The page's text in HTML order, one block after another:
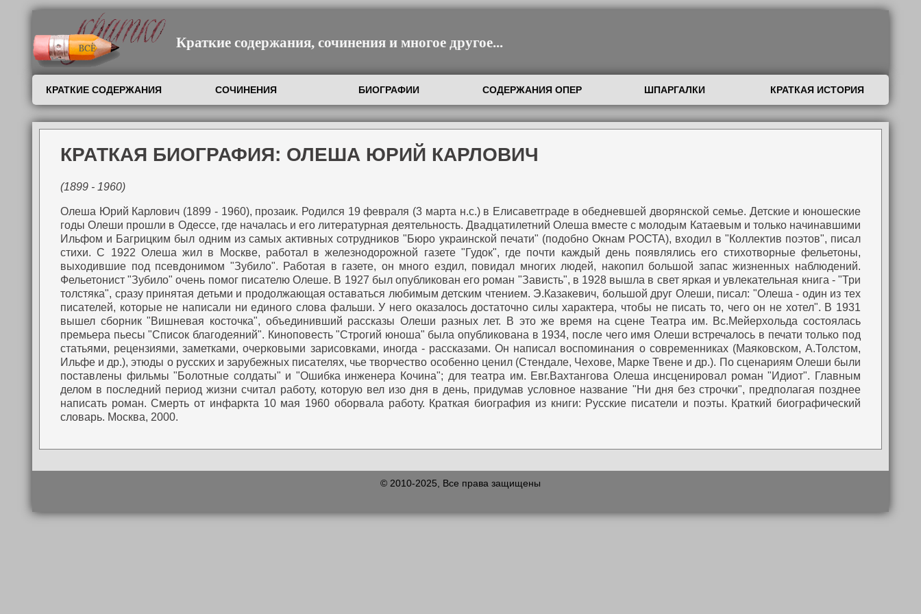
Краткие содержания, сочинения и многое другое...
КРАТКИЕ СОДЕРЖАНИЯ СОЧИНЕНИЯ БИОГРАФИИ СОДЕРЖАНИЯ ОПЕР ШПАРГАЛКИ КРАТКАЯ ИСТОРИЯ
КРАТКАЯ БИОГРАФИЯ: ОЛЕША ЮРИЙ КАРЛОВИЧ
(1899 - 1960)
Олеша Юрий Карлович (1899 - 1960), прозаик. Родился 19 февраля (3 марта н.с.) в Елисаветграде в обедневшей дворянской семье. Детские и юношеские
годы Олеши прошли в Одессе, где началась и его литературная деятельность. Двадцатилетний Олеша вместе с молодым Катаевым и только начинавшими
Ильфом и Багрицким был одним из самых активных сотрудников "Бюро украинской печати" (подобно Окнам РОСТА), входил в "Коллектив поэтов", писал
стихи. С 1922 Олеша жил в Москве, работал в железнодорожной газете "Гудок", где почти каждый день появлялись его стихотворные фельетоны,
выходившие под псевдонимом "Зубило". Работая в газете, он много ездил, повидал многих людей, накопил большой запас жизненных наблюдений.
Фельетонист "Зубило" очень помог писателю Олеше. В 1927 был опубликован его роман "Зависть", в 1928 вышла в свет яркая и увлекательная книга - "Три
толстяка", сразу принятая детьми и продолжающая оставаться любимым детским чтением. Э.Казакевич, большой друг Олеши, писал: "Олеша - один из тех
писателей, которые не написали ни единого слова фальши. У него оказалось достаточно силы характера, чтобы не писать то, чего он не хотел". В 1931
вышел сборник "Вишневая косточка", объединивший рассказы Олеши разных лет. В это же время на сцене Театра им. Вс.Мейерхольда состоялась
премьера пьесы "Список благодеяний". Киноповесть "Строгий юноша" была опубликована в 1934, после чего имя Олеши встречалось в печати только под
статьями, рецензиями, заметками, очерковыми зарисовками, иногда - рассказами. Он написал воспоминания о современниках (Маяковском, А.Толстом,
Ильфе и др.), этюды о русских и зарубежных писателях, чье творчество особенно ценил (Стендале, Чехове, Марке Твене и др.). По сценариям Олеши были
поставлены фильмы "Болотные солдаты" и "Ошибка инженера Кочина"; для театра им. Евг.Вахтангова Олеша инсценировал роман "Идиот". Главным
делом в последний период жизни считал работу, которую вел изо дня в день, придумав условное название "Ни дня без строчки", предполагая позднее
написать роман. Смерть от инфаркта 10 мая 1960 оборвала работу. Краткая биография из книги: Русские писатели и поэты. Краткий биографический
словарь. Москва, 2000.
© 2010-2025, Все права защищены